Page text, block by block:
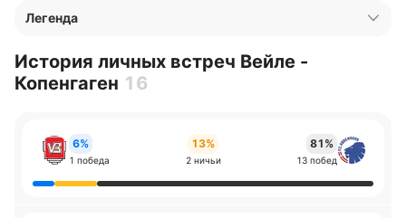
Легенда
История личных встреч Вейле -
Копенгаген 16
6%
1 победа
13%
2 ничьи
81%
13 побед